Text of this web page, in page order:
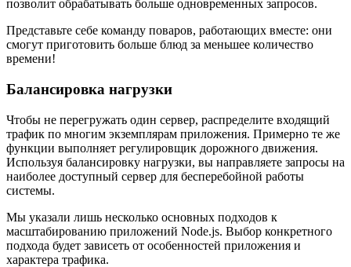
позволит обрабатывать больше одновременных запросов.
Представьте себе команду поваров, работающих вместе: они
смогут приготовить больше блюд за меньшее количество
времени!
Балансировка нагрузки
Чтобы не перегружать один сервер, распределите входящий
трафик по многим экземплярам приложения. Примерно те же
функции выполняет регулировщик дорожного движения.
Используя балансировку нагрузки, вы направляете запросы на
наиболее доступный сервер для бесперебойной работы
системы.
Мы указали лишь несколько основных подходов к
масштабированию приложений Node.js. Выбор конкретного
подхода будет зависеть от особенностей приложения и
характера трафика.